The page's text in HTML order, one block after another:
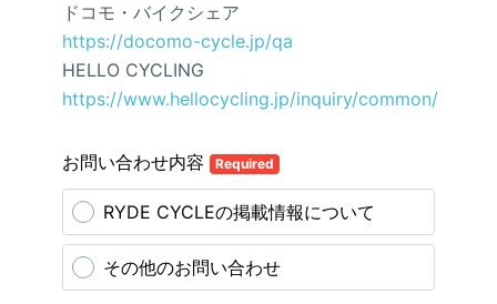
ドコモ・バイクシェア
https://docomo-cycle.jp/qa
HELLO CYCLING
https://www.hellocycling.jp/inquiry/common/
お問い合わせ内容 Required
RYDE CYCLEの掲載情報について
その他のお問い合わせ